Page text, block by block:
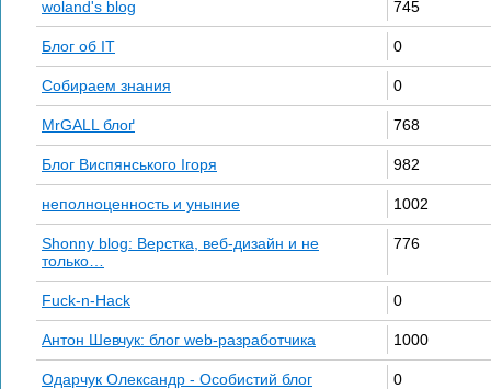
woland's blog
745
Блог об IT 0
Собираем знания 0
MrGALL блоґ 768
Блог Виспянського Ігоря 982
неполноценность и уныние 1002
Shonny blog: Верстка, веб-дизайн и не
только…
776
Fuck-n-Hack 0
Антон Шевчук: блог web-разработчика 1000
Одарчук Олександр - Особистий блог 0